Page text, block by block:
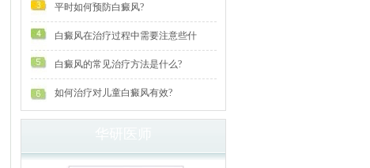
平时如何预防白癜风?
白癜风在治疗过程中需要注意些什
白癜风的常见治疗方法是什么?
如何治疗对儿童白癜风有效?